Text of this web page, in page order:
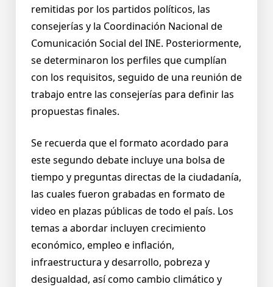
remitidas por los partidos políticos, las
consejerías y la Coordinación Nacional de
Comunicación Social del INE. Posteriormente,
se determinaron los perfiles que cumplían
con los requisitos, seguido de una reunión de
trabajo entre las consejerías para definir las
propuestas finales.
Se recuerda que el formato acordado para
este segundo debate incluye una bolsa de
tiempo y preguntas directas de la ciudadanía,
las cuales fueron grabadas en formato de
video en plazas públicas de todo el país. Los
temas a abordar incluyen crecimiento
económico, empleo e inflación,
infraestructura y desarrollo, pobreza y
desigualdad, así como cambio climático y